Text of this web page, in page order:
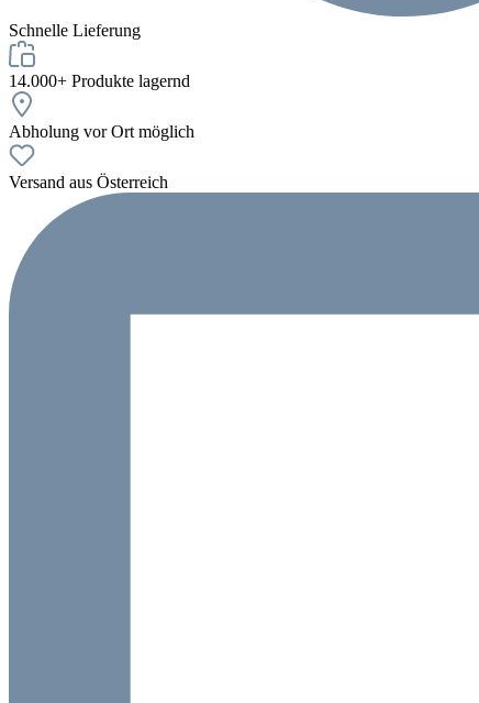
Schnelle Lieferung
14.000+ Produkte lagernd
Abholung vor Ort möglich
Versand aus Österreich